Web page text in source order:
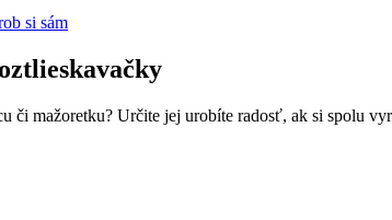
si sám
či mažoretku? Určite jej urobíte radosť, ak si spolu